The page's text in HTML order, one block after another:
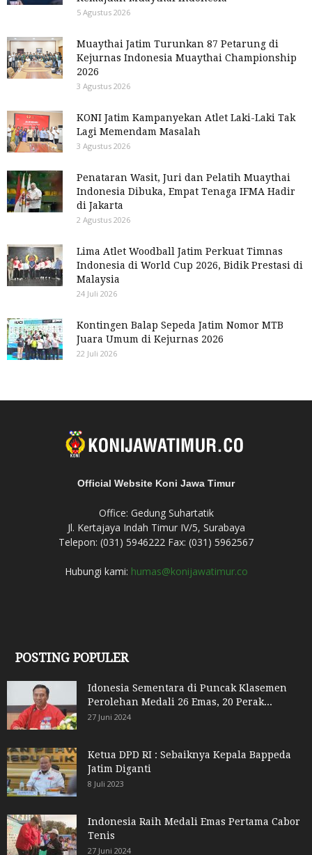
5 Agustus 2026
Muaythai Jatim Turunkan 87 Petarung di
Kejurnas Indonesia Muaythai Championship
2026
3 Agustus 2026
KONI Jatim Kampanyekan Atlet Laki-Laki Tak
Lagi Memendam Masalah
3 Agustus 2026
Penataran Wasit, Juri dan Pelatih Muaythai
Indonesia Dibuka, Empat Tenaga IFMA Hadir
di Jakarta
2 Agustus 2026
Lima Atlet Woodball Jatim Perkuat Timnas
Indonesia di World Cup 2026, Bidik Prestasi di
Malaysia
24 Juli 2026
Kontingen Balap Sepeda Jatim Nomor MTB
Juara Umum di Kejurnas 2026
22 Juli 2026
Official Website Koni Jawa Timur
Office: Gedung Suhartatik
Jl. Kertajaya Indah Timur IV/5, Surabaya
Telepon: (031) 5946222 Fax: (031) 5962567
Hubungi kami: humas@konijawatimur.co
POSTING POPULER
Idonesia Sementara di Puncak Klasemen
Perolehan Medali 26 Emas, 20 Perak...
27 Juni 2024
Ketua DPD RI : Sebaiknya Kepala Bappeda
Jatim Diganti
8 Juli 2023
Indonesia Raih Medali Emas Pertama Cabor
Tenis
27 Juni 2024